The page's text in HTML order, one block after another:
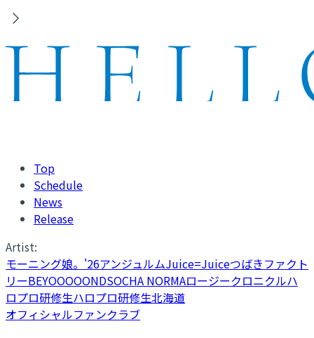
Top
Schedule
News
Release
Artist:
モーニング娘。'26アンジュルムJuice=Juiceつばきファクト
リーBEYOOOOONDSOCHA NORMAロージークロニクルハ
ロプロ研修生ハロプロ研修生北海道
オフィシャルファンクラブ